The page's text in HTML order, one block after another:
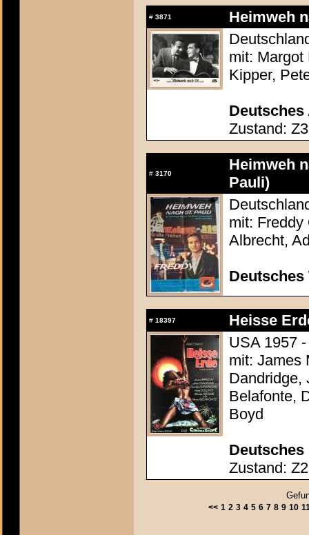
# 3871
Heimweh
mit: Margot
Kipper,
Deutsches
Zustand: Z3
# 3170
Heimweh
Pauli)
mit: Freddy
Albrecht,
Deutsches
# 18397
Heisse
USA 1957
mit: James
Dandridge,
Belafonte,
Boyd
Deutsches
Zustand:
<< 1 2 3 4 5 6 7 8 9 10